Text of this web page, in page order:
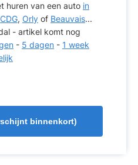
huren van een auto in
CDG, Orly of Beauvais...
- artikel komt nog
- 5 dagen - 1 week
binnenkort)